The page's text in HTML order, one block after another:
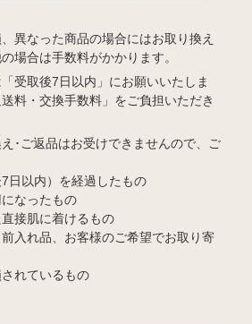
異なった商品の場合にはお取り換え
場合は手数料がかかります。
受取後7日以内」にお願いいたしま
料・交換手数料」をご負担いただき
･ご返品はお受けできませんので、ご
日以内）を経過したもの
なったもの
接肌に着けるもの
入れ品、お客様のご希望でお取り寄
れているもの